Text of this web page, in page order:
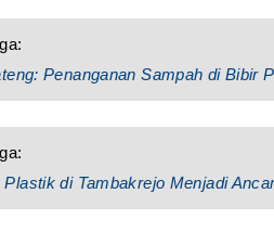
Penanganan Sampah di Bibir
Plastik di Tambakrejo Menjadi